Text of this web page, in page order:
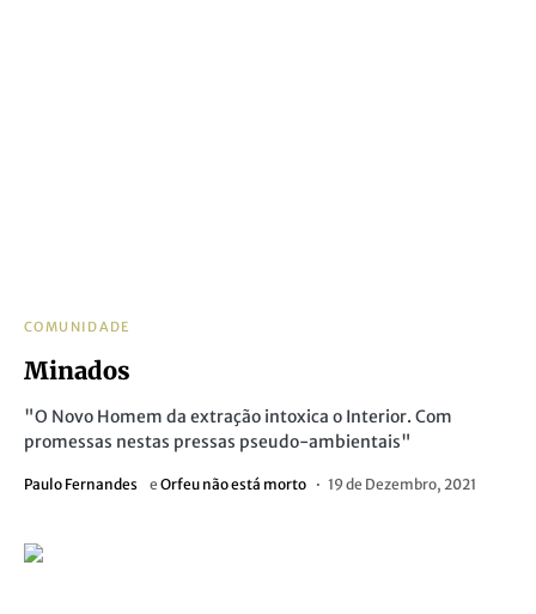
COMUNIDADE
Minados
"O Novo Homem da extração intoxica o Interior. Com
promessas nestas pressas pseudo-ambientais"
Paulo Fernandes e Orfeu não está morto 19 de Dezembro, 2021